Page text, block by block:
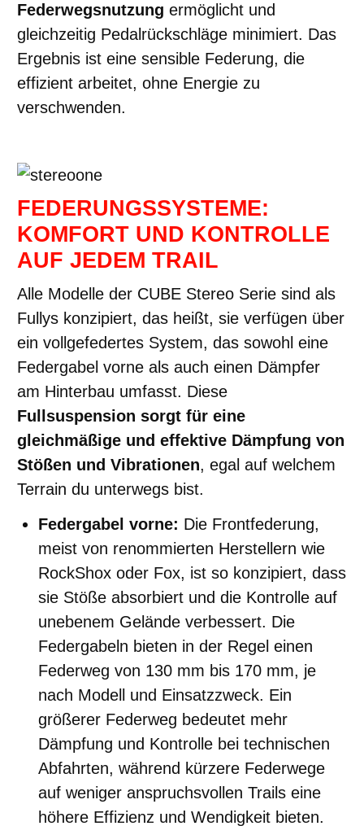
Federwegsnutzung ermöglicht und
gleichzeitig Pedalrückschläge minimiert. Das
Ergebnis ist eine sensible Federung, die
effizient arbeitet, ohne Energie zu
verschwenden.
FEDERUNGSSYSTEME:
KOMFORT UND KONTROLLE
AUF JEDEM TRAIL
Alle Modelle der CUBE Stereo Serie sind als
Fullys konzipiert, das heißt, sie verfügen über
ein vollgefedertes System, das sowohl eine
Federgabel vorne als auch einen Dämpfer
am Hinterbau umfasst. Diese
Fullsuspension sorgt für eine
gleichmäßige und effektive Dämpfung von
Stößen und Vibrationen, egal auf welchem
Terrain du unterwegs bist.
Federgabel vorne: Die Frontfederung,
meist von renommierten Herstellern wie
RockShox oder Fox, ist so konzipiert, dass
sie Stöße absorbiert und die Kontrolle auf
unebenem Gelände verbessert. Die
Federgabeln bieten in der Regel einen
Federweg von 130 mm bis 170 mm, je
nach Modell und Einsatzzweck. Ein
größerer Federweg bedeutet mehr
Dämpfung und Kontrolle bei technischen
Abfahrten, während kürzere Federwege
auf weniger anspruchsvollen Trails eine
höhere Effizienz und Wendigkeit bieten.